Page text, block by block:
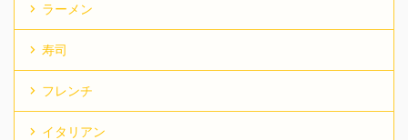
ラーメン
寿司
フレンチ
イタリアン